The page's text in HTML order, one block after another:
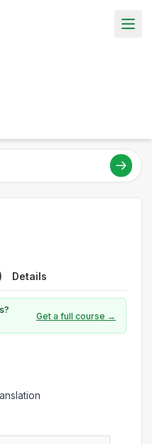
Details
Get a full course →